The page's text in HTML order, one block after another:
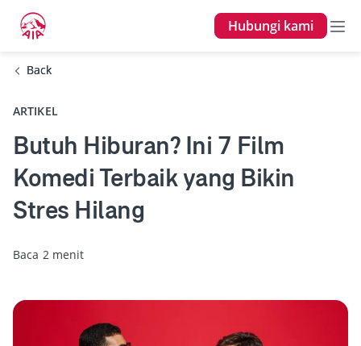
Hubungi kami
Back
Back
ARTIKEL
Butuh Hiburan? Ini 7 Film
Komedi Terbaik yang Bikin
Stres Hilang
Baca 2 menit